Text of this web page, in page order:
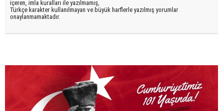
içeren, imla kuralları ile yazılmamış,
Türkçe karakter kullanılmayan ve büyük harflerle yazılmış yorumlar
onaylanmamaktadır.